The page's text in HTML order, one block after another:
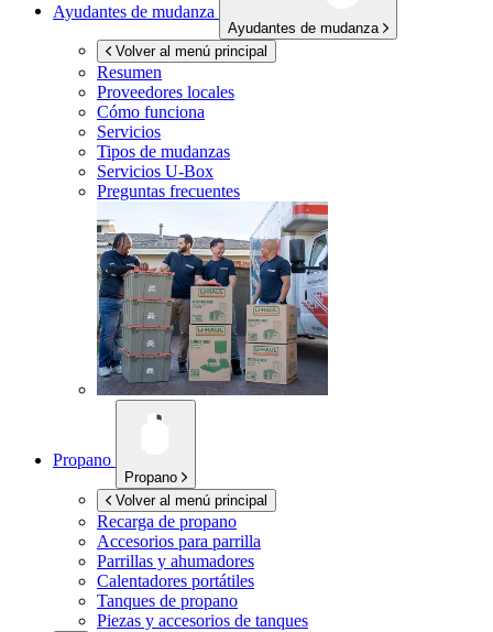
Ayudantes de mudanza
Ayudantes de mudanza
Volver al menú principal
Resumen
Proveedores locales
Cómo funciona
Servicios
Tipos de mudanzas
Servicios U-Box
Preguntas frecuentes
Propano
Propano
Volver al menú principal
Recarga de propano
Accesorios para parrilla
Parrillas y ahumadores
Calentadores portátiles
Tanques de propano
Piezas y accesorios de tanques